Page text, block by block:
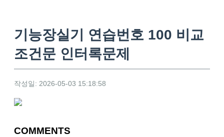
기능장실기 연습번호 100 비교
조건문 인터록문제
작성일: 2026-05-03 15:18:58
COMMENTS